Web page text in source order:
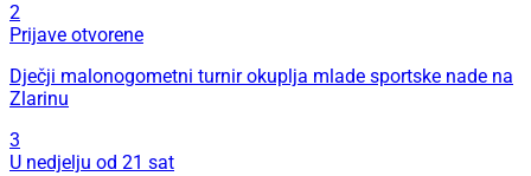
2
Prijave otvorene
Dječji malonogometni turnir okuplja mlade sportske nade na
Zlarinu
3
U nedjelju od 21 sat